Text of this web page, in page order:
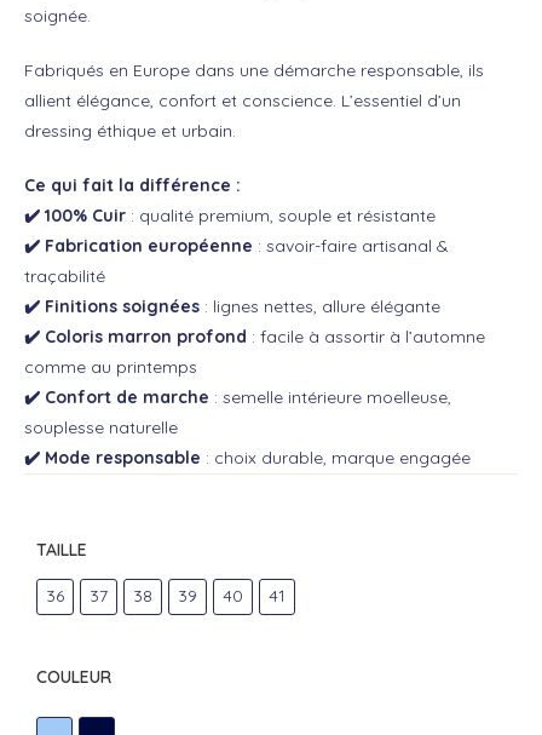
soignée.
Fabriqués en Europe dans une démarche responsable, ils
allient élégance, confort et conscience. L’essentiel d’un
dressing éthique et urbain.
Ce qui fait la différence :
✔️ 100% Cuir : qualité premium, souple et résistante
✔️ Fabrication européenne : savoir-faire artisanal &
traçabilité
✔️ Finitions soignées : lignes nettes, allure élégante
✔️ Coloris marron profond : facile à assortir à l’automne
comme au printemps
✔️ Confort de marche : semelle intérieure moelleuse,
souplesse naturelle
✔️ Mode responsable : choix durable, marque engagée
TAILLE
36 37 38 39 40 41
COULEUR